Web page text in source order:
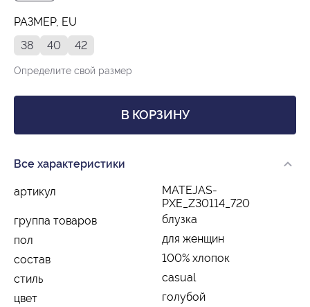
РАЗМЕР, EU
38
40 42
Определите свой размер
В КОРЗИНУ
Все характеристики
артикул
MATEJAS-
PXE_Z30114_720
группа товаров
блузка
пол
для женщин
состав
100% хлопок
стиль
casual
цвет
голубой